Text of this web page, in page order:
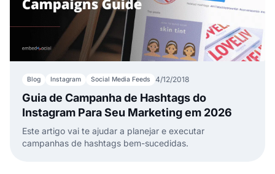
Blog Instagram Social Media Feeds 4/12/2018
Guia de Campanha de Hashtags do
Instagram Para Seu Marketing em 2026
Este artigo vai te ajudar a planejar e executar
campanhas de hashtags bem-sucedidas.